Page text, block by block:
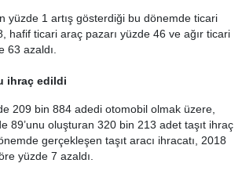
yüzde 1 artış gösterdiği bu dönemde ticari
hafif ticari araç pazarı yüzde 46 ve ağır ticari
63 azaldı.
ihraç edildi
209 bin 884 adedi otomobil olmak üzere,
89’unu oluşturan 320 bin 213 adet taşıt ihraç
gerçekleşen taşıt aracı ihracatı, 2018
yüzde 7 azaldı.